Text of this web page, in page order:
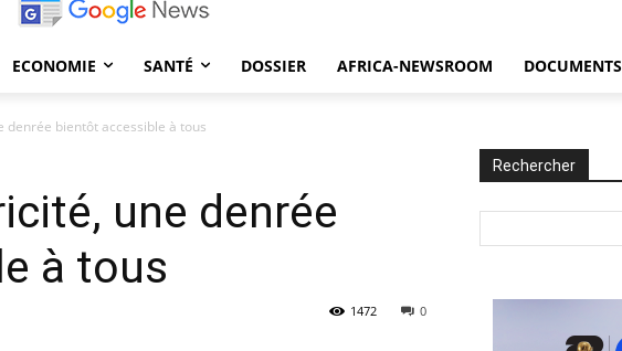
ECONOMIE SANTÉ DOSSIER AFRICA-NEWSROOM DOCUMENTS
denrée bientôt accessible à tous
une denrée
à tous
0
1472
Rechercher